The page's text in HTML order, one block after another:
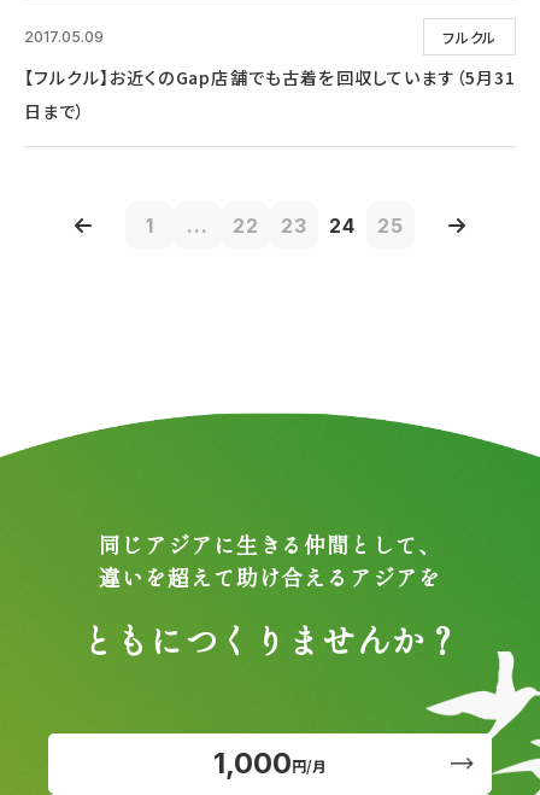
フルクル
2017.05.09
【フルクル】お近くのGap店舗でも古着を回収しています（5月31
日まで）
1 ... 22 23 24 25
同じアジアに生きる仲間として、
違いを超えて助け合えるアジアを
ともにつくりませんか？
1,000円/月